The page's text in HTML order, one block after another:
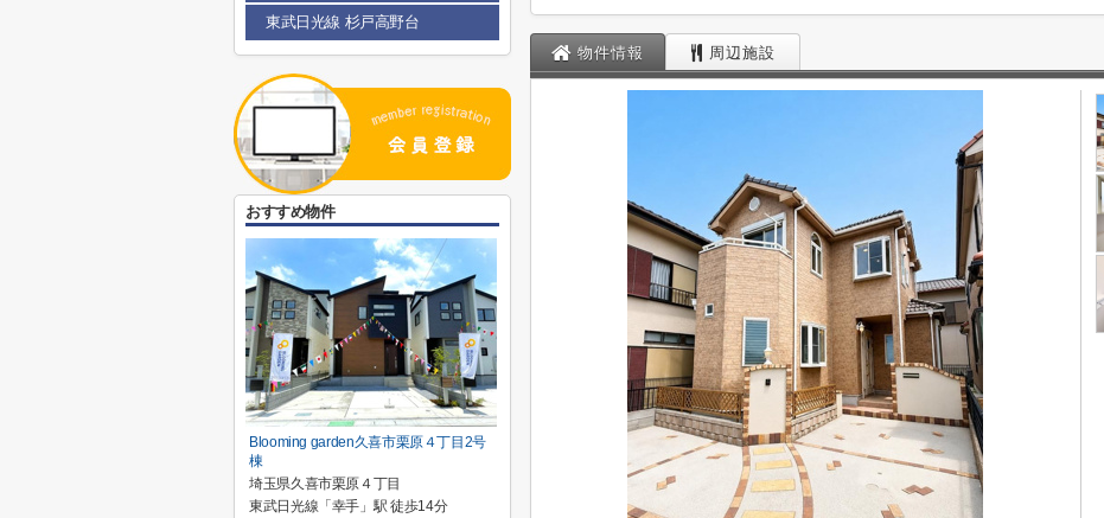
物件情報 周辺施設
東武日光線 杉戸高野台
おすすめ物件
Blooming garden久喜市栗原４丁目2号
棟
埼玉県久喜市栗原４丁目
東武日光線「幸手」駅 徒歩14分